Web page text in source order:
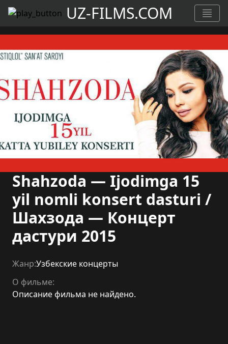
UZ-FILMS.COM
Shahzoda — Ijodimga 15
yil nomli konsert dasturi /
Шахзода — Концерт
дастури 2015
Жанр:Узбекские концерты
О фильме:
Описание фильма не найдено.